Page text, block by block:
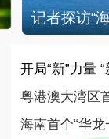
6 首个陆相
开局“新”力量
海南首个“华